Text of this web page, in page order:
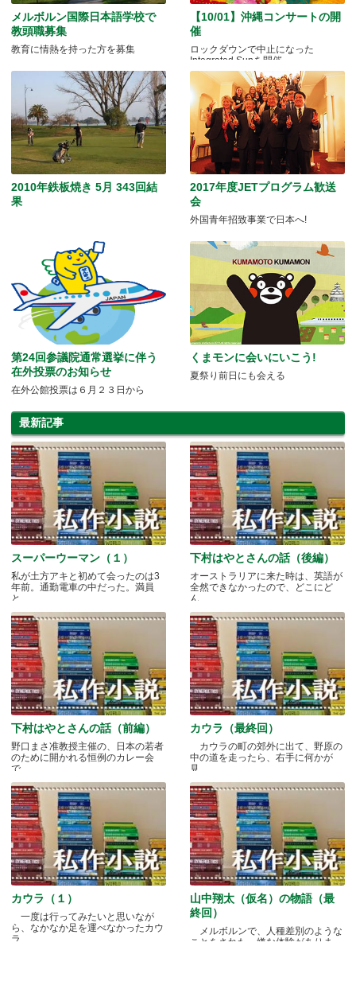
メルボルン国際日本語学校で
教頭職募集
教育に情熱を持った方を募集
【10/01】沖縄コンサートの開
催
ロックダウンで中止になった
Integrated Sunを開催
2010年鉄板焼き 5月 343回結
果
2017年度JETプログラム歓送
会
外国青年招致事業で日本へ!
第24回参議院通常選挙に伴う
在外投票のお知らせ
在外公館投票は６月２３日から
くまモンに会いにいこう!
夏祭り前日にも会える
最新記事
スーパーウーマン（１）
私が土方アキと初めて会ったのは3
年前。通勤電車の中だった。満員
と.....
下村はやとさんの話（後編）
オーストラリアに来た時は、英語が
全然できなかったので、どこにど
ん.....
下村はやとさんの話（前編）
野口まさ准教授主催の、日本の若者
のために開かれる恒例のカレー会
で.....
カウラ（最終回）
カウラの町の郊外に出て、野原の
中の道を走ったら、右手に何かが
見.....
カウラ（１）
一度は行ってみたいと思いなが
ら、なかなか足を運べなかったカウ
ラ.....
山中翔太（仮名）の物語（最
終回）
メルボルンで、人種差別のような
ことをされた、嫌な体験がありま